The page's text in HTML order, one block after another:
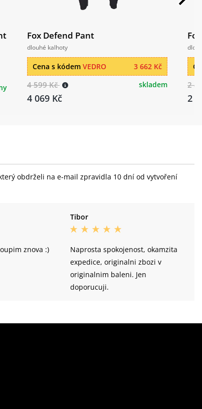
Fox Defend Pant
dlouhé kalhoty
3 662 Kč
Cena s kódem VEDRO
4 599 Kč
4 069 Kč
skladem 2
2
obdrželi na e-mail zpravidla 10 dní od vytvoření
znova :)
Tibor
Naprosta spokojenost, okamzita
expedice, originalni zbozi v
originalnim baleni. Jen
doporucuji.